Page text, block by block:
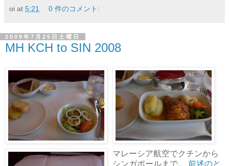
oi at 5:21 0 件のコメント:
2009年7月25日土曜日
MH KCH to SIN 2008
マレーシア航空でクチンから
シンガポールまで。 前述のと